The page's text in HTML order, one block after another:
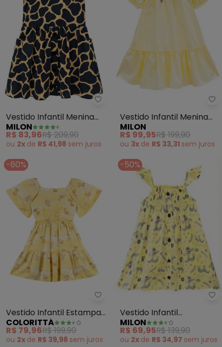
Milon - Vestido Infantil Menina
Vestido Infantil Menina
Estampa (Amarelo)
MILON
R$ 83,96R$ 209,90
ou 2x de R$ 41,98 sem juros
Vestido Infantil Menina
Estampa (Amarelo)
MILON
R$ 99,95R$ 199,90
ou 3x de R$ 33,31 sem juros
-60%
Vestido Infantil Estampa
Colorittá (Amarelo)
COLORITTÁ
R$ 79,96R$ 199,90
ou 2x de R$ 39,98 sem juros
-50%
Vestido Infantil
(Amarelo)
MILON
R$ 69,95R$ 139,90
ou 2x de R$ 34,97 sem juros